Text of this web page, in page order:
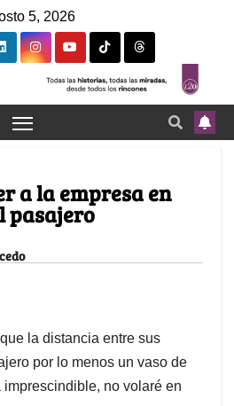
5, 2026
a la empresa en
pasajero
la distancia entre sus
por lo menos un vaso de
no volaré en